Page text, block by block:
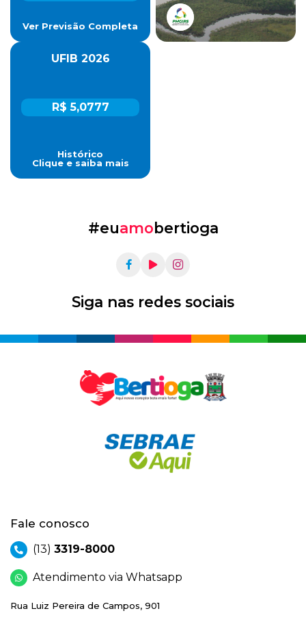
Ver Previsão Completa
UFIB 2026
R$ 5,0777
Histórico
Clique e saiba mais
#euamobertioga
Siga nas redes sociais
Fale conosco
(13) 3319-8000
Atendimento via Whatsapp
Rua Luiz Pereira de Campos, 901